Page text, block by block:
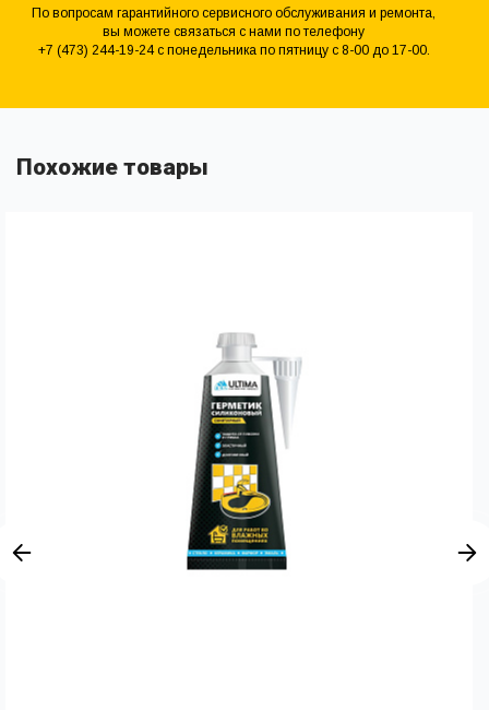
По вопросам гарантийного сервисного обслуживания и ремонта,
вы можете связаться с нами по телефону
+7 (473) 244-19-24 с понедельника по пятницу с 8-00 до 17-00.
Похожие товары